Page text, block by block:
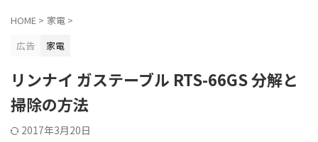
HOME > 家電 >
広告
家電
リンナイ ガステーブル RTS-66GS 分解と
掃除の方法
2017年3月20日